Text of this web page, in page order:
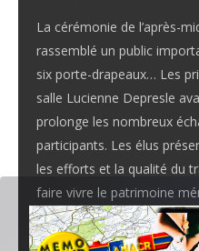
La cérémonie de l’après-
rassemblé un public
six porte-drapeaux… Les
salle Lucienne Depresle
prolonge les nombreux
participants. Les élus
les efforts et la qualité du
faire vivre le patrimoine
valeurs fondatrices de
L’investissement dans le